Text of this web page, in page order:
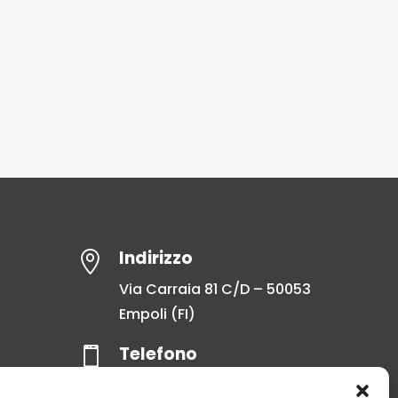
 Indirizzo
Via Carraia 81 C/D – 50053
Empoli (FI)
 Telefono